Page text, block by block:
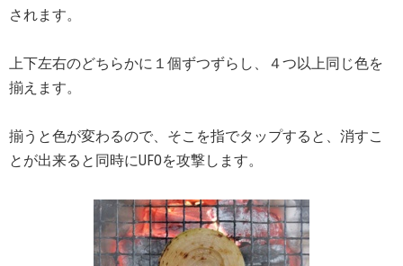
されます。
上下左右のどちらかに１個ずつずらし、４つ以上同じ色を
揃えます。
揃うと色が変わるので、そこを指でタップすると、消すこ
とが出来ると同時にUFOを攻撃します。